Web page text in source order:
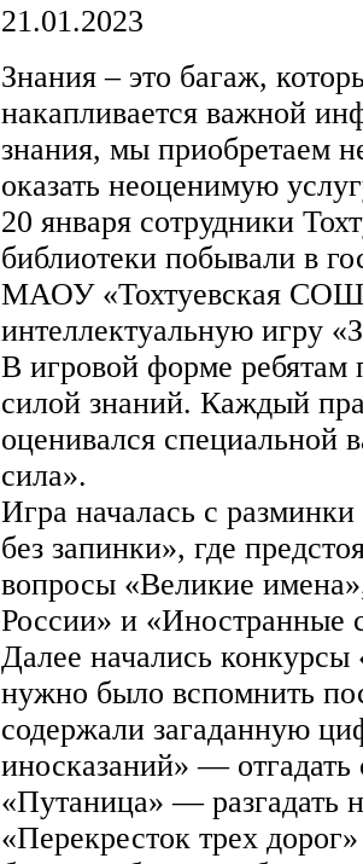
21.01.2023
Знания – это багаж,
накапливается важной
знания, мы приобретаем
оказать неоценимую
20 января сотрудники
библиотеки побывали в
МАОУ «Тохтуевская
интеллектуальную игру
В игровой форме ребятам
силой знаний. Каждый
оценивался специальной
сила».
Игра началась с
без запинки», где
вопросы «Великие
России» и «Иностранные
Далее начались конкурсы
нужно было вспомнить
содержали загаданную
иносказаний» —
«Путаница» — разгадать
«Перекресток трех